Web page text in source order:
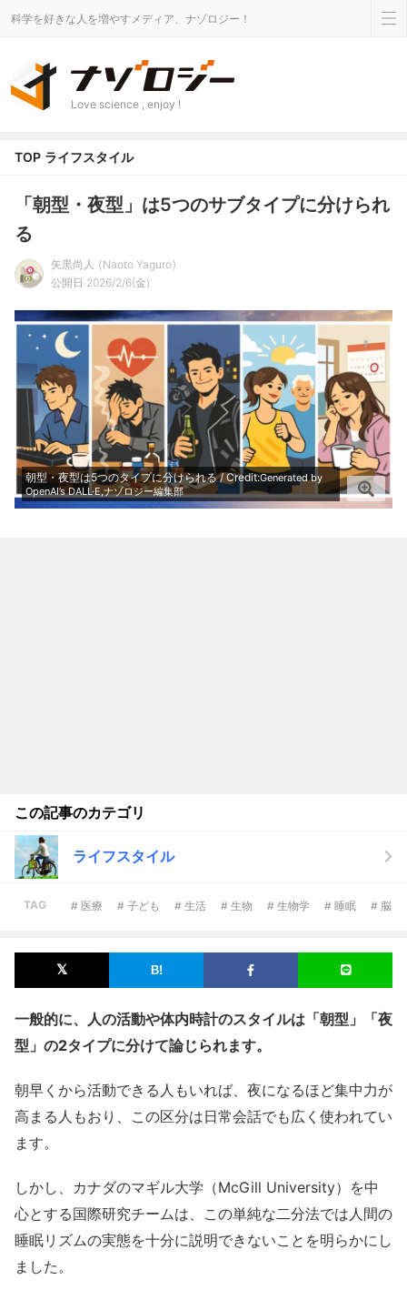
科学を好きな人を増やすメディア、ナゾロジー！
Love science , enjoy !
TOP ライフスタイル
「朝型・夜型」は5つのサブタイプに分けられ
る
矢黒尚人
Naoto Yaguro
公開日 2026/2/6(金)
朝型・夜型は5つのタイプに分けられる / Credit:Generated by
OpenAI’s DALL·E,ナゾロジー編集部
この記事のカテゴリ
ライフスタイル
TAG # 医療 # 子ども # 生活 # 生物 # 生物学 # 睡眠 # 脳
一般的に、人の活動や体内時計のスタイルは「朝型」「夜
型」の2タイプに分けて論じられます。
朝早くから活動できる人もいれば、夜になるほど集中力が
高まる人もおり、この区分は日常会話でも広く使われてい
ます。
しかし、カナダのマギル大学（McGill University）を中
心とする国際研究チームは、この単純な二分法では人間の
睡眠リズムの実態を十分に説明できないことを明らかにし
ました。